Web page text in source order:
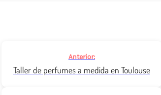
publicaciones
Anterior:
Taller de perfumes a medida en Toulouse